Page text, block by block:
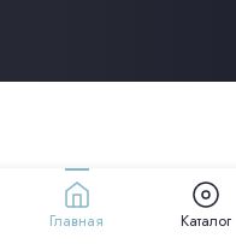
Главная Каталог